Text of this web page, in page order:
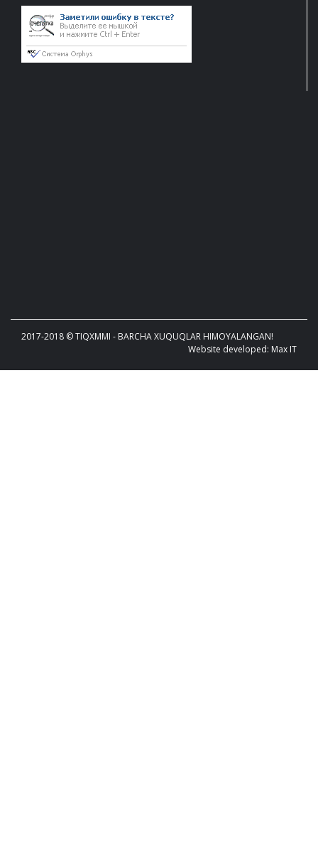
2017-2018 © TIQXMMI - BARCHA XUQUQLAR HIMOYALANGAN!
Website developed: Max IT